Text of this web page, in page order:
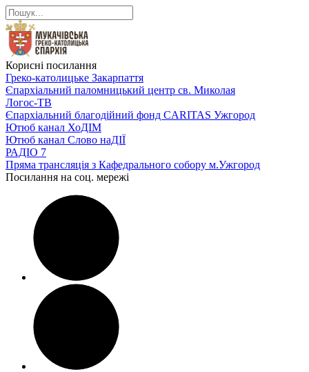
Корисні посилання
Греко-католицьке Закарпаття
Єпархіальний паломницький центр св. Миколая
Логос-ТВ
Єпархіальний благодійний фонд CARITAS Ужгород
Ютюб канал ХоДІМ
Ютюб канал Слово наДІЇ
РАДІО 7
Пряма трансляція з Кафедрального собору м.Ужгород
Посилання на соц. мережі